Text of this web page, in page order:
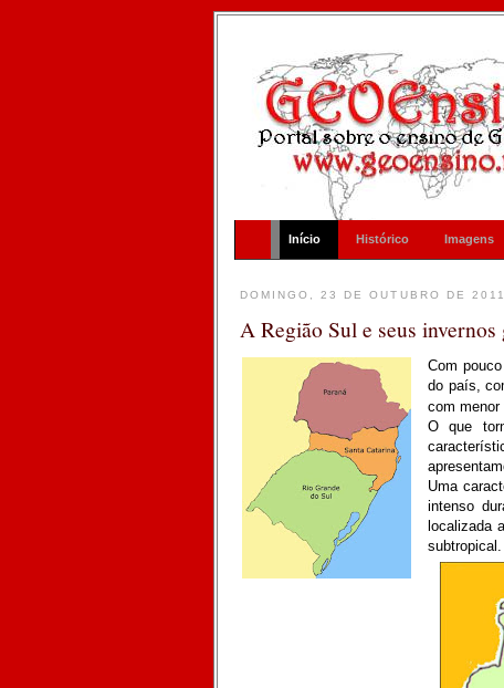
Início Histórico Imagens
DOMINGO, 23 DE OUTUBRO DE 2011
A Região Sul e seus invernos
Com
do país,
com
O que
Uma
intenso
localizada
subtropical.